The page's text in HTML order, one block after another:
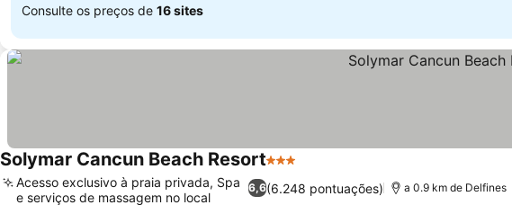
Consulte os preços de 16 sites
Solymar Cancun Beach Resort3 Estrelas
6,6(6.248 pontuações)
Acesso exclusivo à praia privada, Spa
e serviços de massagem no local
a 0.9 km de Delfines